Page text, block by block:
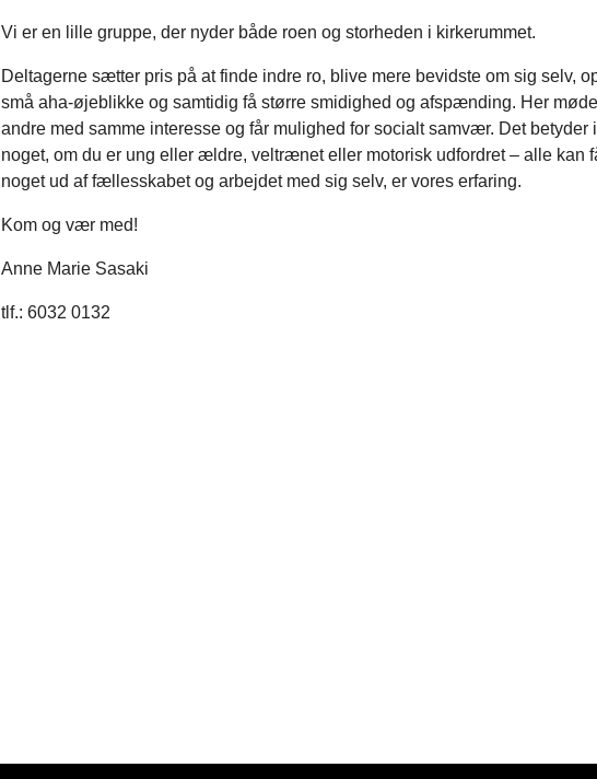
Vi er en lille gruppe, der nyder både roen og storheden i kirkerummet.
Deltagerne sætter pris på at finde indre ro, blive mere bevidste om sig selv,
små aha-øjeblikke og samtidig få større smidighed og afspænding. Her
andre med samme interesse og får mulighed for socialt samvær. Det betyder
noget, om du er ung eller ældre, veltrænet eller motorisk udfordret – alle kan
noget ud af fællesskabet og arbejdet med sig selv, er vores erfaring.
Kom og vær med!
Anne Marie Sasaki
tlf.: 6032 0132